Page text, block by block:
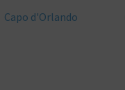
Capo d'Orlando